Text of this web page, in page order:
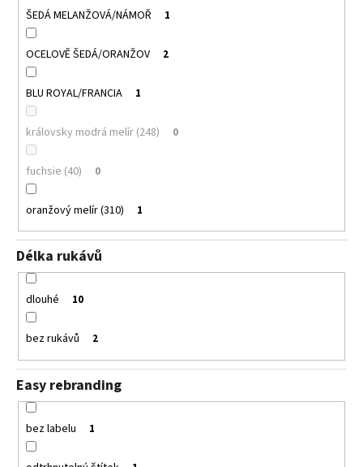
ŠEDÁ MELANŽOVÁ/NÁMOŘ 1
OCELOVĚ ŠEDÁ/ORANŽOV 2
BLU ROYAL/FRANCIA 1
královsky modrá melír (248) 0
fuchsie (40) 0
oranžový melír (310) 1
Délka rukávů
dlouhé 10
bez rukávů 2
Easy rebranding
bez labelu 1